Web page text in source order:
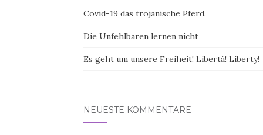
Covid-19 das trojanische Pferd.
Die Unfehlbaren lernen nicht
Es geht um unsere Freiheit! Libertà! Liberty!
NEUESTE KOMMENTARE